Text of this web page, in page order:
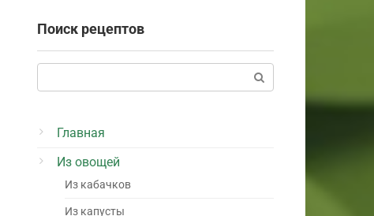
Поиск рецептов
Главная
Из овощей
Из кабачков
Из капусты